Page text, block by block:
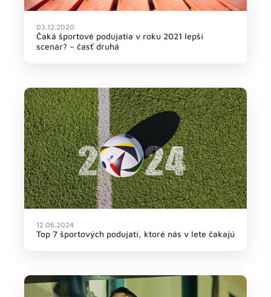
03.12.2020
Čaká športové podujatia v roku 2021 lepší
scenár? – časť druhá
12.06.2024
Top 7 športových podujatí, ktoré nás v lete čakajú